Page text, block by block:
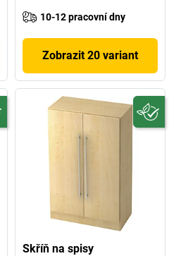
10-12 pracovní dny
Zobrazit 20 variant
Skříň na spisy